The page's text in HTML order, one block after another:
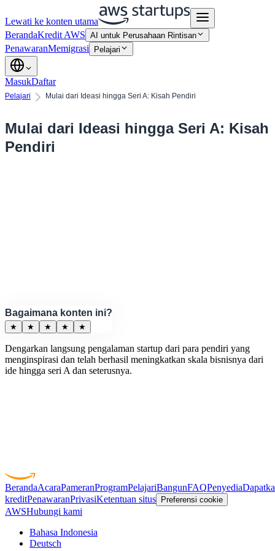
Lewati ke konten utama
BerandaKredit AWS AI untuk Perusahaan Rintisan
PenawaranMemigrasi Pelajari
MasukDaftar
Pelajari Mulai dari Ideasi hingga Seri A: Kisah Pendiri
Mulai dari Ideasi hingga Seri A: Kisah
Pendiri
Bagaimana konten ini?
★ ★ ★ ★ ★
Dengarkan langsung pengalaman startup dari para pendiri yang
menginspirasi dan telah berhasil meningkatkan skala bisnisnya dari
ide hingga seri A dan seterusnya.
BerandaAcaraPameranProgramPelajariBangunFAQPenyedia
kreditPenawaranPrivasiKetentuan situs Preferensi cookie
AWSHubungi kami
Bahasa Indonesia
Deutsch